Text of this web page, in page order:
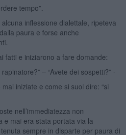
tempo”.
inflessione dialettale, ripeteva
paura e forse anche
fatti e iniziarono a fare domande:
– “Avete dei sospetti?” -
iniziate e come si suol dire: “si
nell’immediatezza non
e mai era stata portata via la
sempre in disparte per paura di